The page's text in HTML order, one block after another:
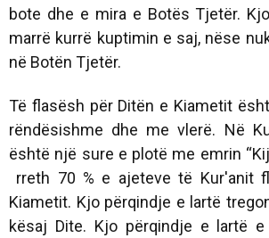
bote dhe e mira e Botës Tjetër.
marrë kurrë kuptimin e saj, nëse
në Botën Tjetër.
Të flasësh për Ditën e Kiametit
rëndësishme dhe me vlerë. Në
është një sure e plotë me emrin
rreth 70 % e ajeteve të Kur'anit
Kiametit. Kjo përqindje e lartë
kësaj Dite. Kjo përqindje e lartë